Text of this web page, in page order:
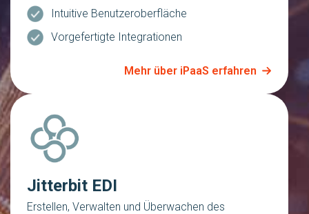
Intuitive Benutzeroberfläche
Vorgefertigte Integrationen
Mehr über iPaaS erfahren
Jitterbit EDI
Erstellen, Verwalten und Überwachen des